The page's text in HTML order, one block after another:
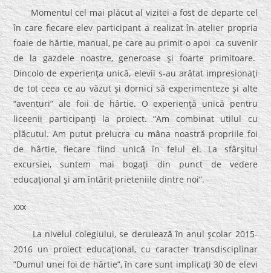
Momentul cel mai plăcut al vizitei a fost de departe cel
în care fiecare elev participant a realizat în atelier propria
foaie de hărtie, manual, pe care au primit-o apoi ca suvenir
de la gazdele noastre, generoase şi foarte primitoare.
Dincolo de experienţa unică, elevii s-au arătat impresionaţi
de tot ceea ce au văzut şi dornici să experimenteze şi alte
“aventuri” ale foii de hârtie. O experienţă unică pentru
liceenii participanţi la proiect. “Am combinat utilul cu
plăcutul. Am putut prelucra cu mâna noastră propriile foi
de hârtie, fiecare fiind unică în felul ei. La sfârşitul
excursiei, suntem mai bogaţi din punct de vedere
educaţional şi am întărit prieteniile dintre noi”.
xxx
La nivelul colegiului, se derulează în anul şcolar 2015-
2016 un proiect educaţional, cu caracter transdisciplinar
”Dumul unei foi de hârtie”, în care sunt implicaţi 30 de elevi